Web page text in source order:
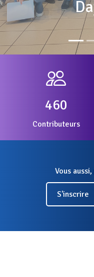
460
Contributeurs
Vous
S'inscrire